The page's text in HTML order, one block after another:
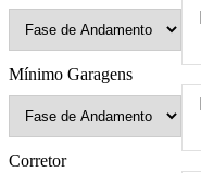
Mínimo Garagens
Corretor